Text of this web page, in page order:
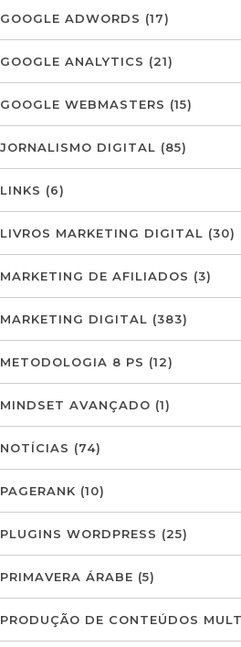
GOOGLE ADWORDS (17)
GOOGLE ANALYTICS (21)
GOOGLE WEBMASTERS (15)
JORNALISMO DIGITAL (85)
LINKS (6)
LIVROS MARKETING DIGITAL (30)
MARKETING DE AFILIADOS (3)
MARKETING DIGITAL (383)
METODOLOGIA 8 PS (12)
MINDSET AVANÇADO (1)
NOTÍCIAS (74)
PAGERANK (10)
PLUGINS WORDPRESS (25)
PRIMAVERA ÁRABE (5)
PRODUÇÃO DE CONTEÚDOS